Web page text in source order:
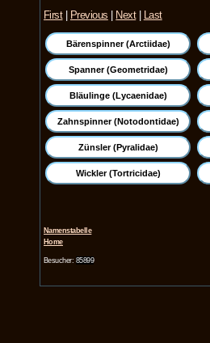
First| Previous | Next| Last
Bärenspinner (Arctiidae)
Spanner (Geometridae)
Bläulinge (Lycaenidae)
Zahnspinner (Notodontidae)
Zünsler (Pyralidae)
Wickler (Tortricidae)
Namenstabelle
Home
Besucher: 85899